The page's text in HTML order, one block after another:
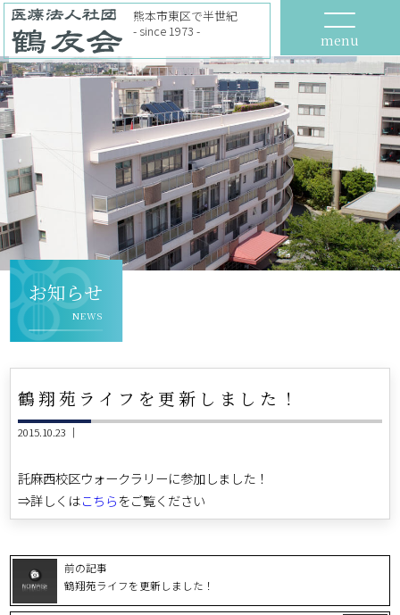
menu
熊本市東区で半世紀
- since 1973 -
お知らせ
NEWS
鶴翔苑ライフを更新しました！
2015.10.23 ｜
託麻西校区ウォークラリーに参加しました！
⇒詳しくはこちらをご覧ください
前の記事
鶴翔苑ライフを更新しました！